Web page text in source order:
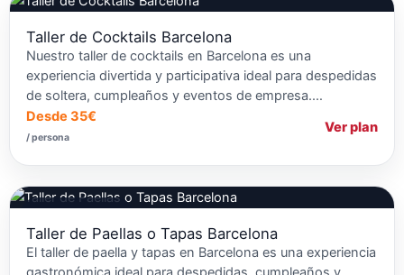
Taller de Cocktails Barcelona
Nuestro taller de cocktails en Barcelona es una
experiencia divertida y participativa ideal para despedidas
de soltera, cumpleaños y eventos de empresa.…
Desde 35€
/ persona
Ver plan
Taller de Paellas o Tapas Barcelona
El taller de paella y tapas en Barcelona es una experiencia